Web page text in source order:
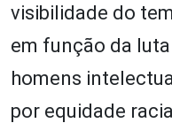
visibilidade do
em função da
homens
por equidade